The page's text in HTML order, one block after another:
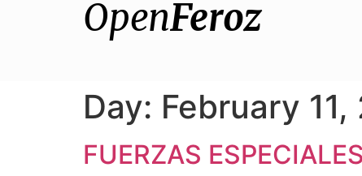
OpenFeroz
Day: February
FUERZAS